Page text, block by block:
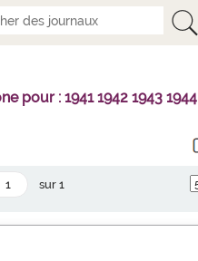
pour : 1941 1942 1943 1944
sur 1